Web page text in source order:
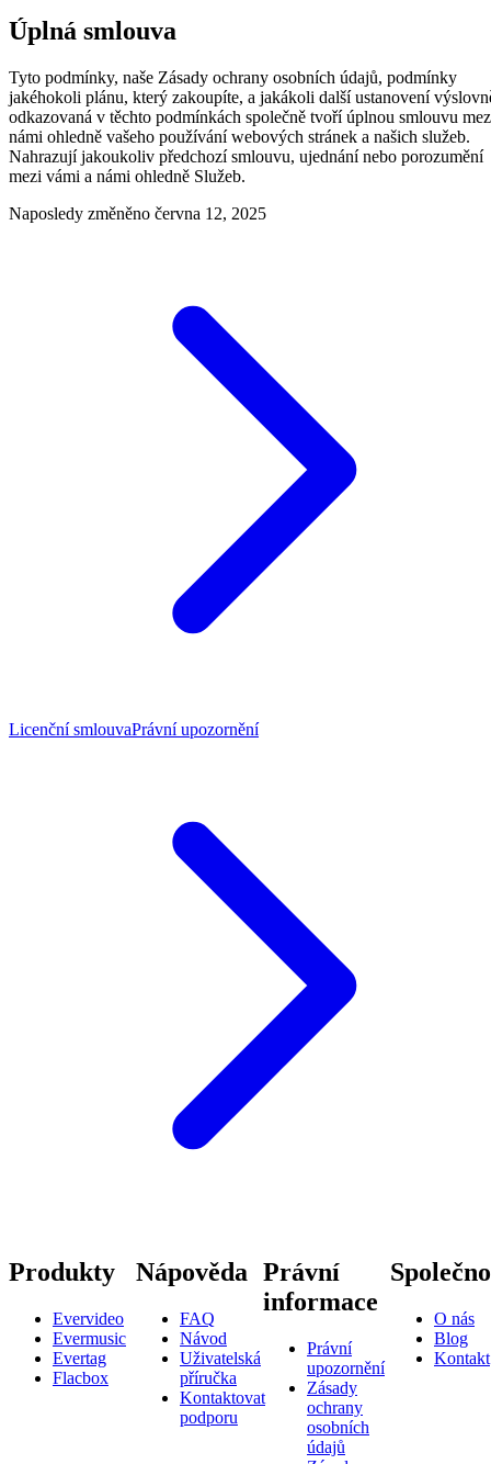
Úplná smlouva
Tyto podmínky, naše Zásady ochrany osobních údajů, podmínky
jakéhokoli plánu, který zakoupíte, a jakákoli další ustanovení
odkazovaná v těchto podmínkách společně tvoří úplnou smlouvu
námi ohledně vašeho používání webových stránek a našich služeb.
Nahrazují jakoukoliv předchozí smlouvu, ujednání nebo porozumění
mezi vámi a námi ohledně Služeb.
Naposledy změněno června 12, 2025
Licenční smlouvaPrávní upozornění
Produkty
Evervideo
Evermusic
Evertag
Flacbox
Nápověda
FAQ
Návod
Uživatelská
příručka
Kontaktovat
podporu
Právní
informace
Právní
upozornění
Zásady
ochrany
osobních
údajů
O nás
Blog
Kontakt